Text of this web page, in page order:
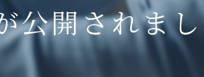
中小企業
事業再生
公開されま